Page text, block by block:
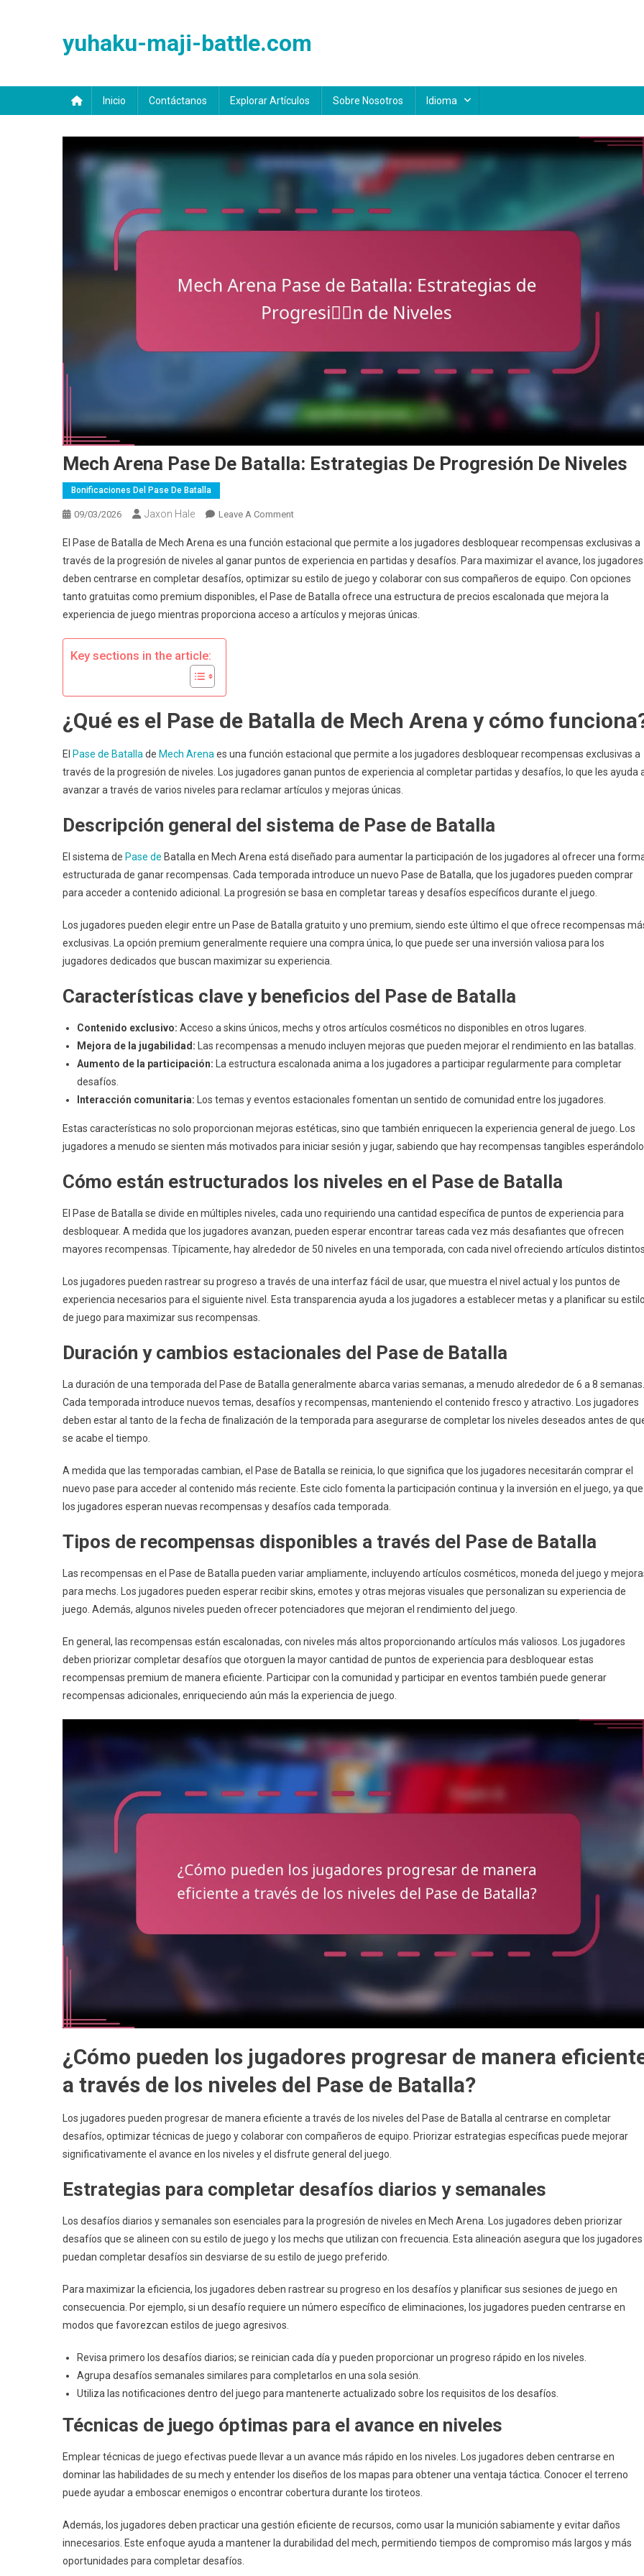
yuhaku-maji-battle.com
Inicio Contáctanos Explorar Artículos Sobre Nosotros Idioma
Mech Arena Pase De Batalla: Estrategias De Progresión De Niveles
Bonificaciones Del Pase De Batalla
09/03/2026 Jaxon Hale Leave A CommentOn
Arena
Pase
De
Batalla:
Estrategias
El Pase de Batalla de Mech Arena es una función estacional que permite a los jugadores desbloquear recompensas exclusivas a
través de la progresión de niveles al ganar puntos de experiencia en partidas y desafíos. Para maximizar el avance, los jugadores
deben centrarse en completar desafíos, optimizar su estilo de juego y colaborar con sus compañeros de equipo. Con opciones
tanto gratuitas como premium disponibles, el Pase de Batalla ofrece una estructura de precios escalonada que mejora la
experiencia de juego mientras proporciona acceso a artículos y mejoras únicas.
Key sections in the article:
¿Qué es el Pase de Batalla de Mech Arena y cómo
El Pase de Batalla de Mech Arena es una función estacional que permite a los jugadores desbloquear recompensas exclusivas a
través de la progresión de niveles. Los jugadores ganan puntos de experiencia al completar partidas y desafíos, lo que les ayuda
avanzar a través de varios niveles para reclamar artículos y mejoras únicas.
Descripción general del sistema de Pase de Batalla
El sistema de Pase de Batalla en Mech Arena está diseñado para aumentar la participación de los jugadores al ofrecer una
estructurada de ganar recompensas. Cada temporada introduce un nuevo Pase de Batalla, que los jugadores pueden comprar
para acceder a contenido adicional. La progresión se basa en completar tareas y desafíos específicos durante el juego.
Los jugadores pueden elegir entre un Pase de Batalla gratuito y uno premium, siendo este último el que ofrece recompensas
exclusivas. La opción premium generalmente requiere una compra única, lo que puede ser una inversión valiosa para los
jugadores dedicados que buscan maximizar su experiencia.
Características clave y beneficios del Pase de Batalla
Contenido exclusivo: Acceso a skins únicos, mechs y otros artículos cosméticos no disponibles en otros lugares.
Mejora de la jugabilidad: Las recompensas a menudo incluyen mejoras que pueden mejorar el rendimiento en las batallas.
Aumento de la participación: La estructura escalonada anima a los jugadores a participar regularmente para completar
desafíos.
Interacción comunitaria: Los temas y eventos estacionales fomentan un sentido de comunidad entre los jugadores.
Estas características no solo proporcionan mejoras estéticas, sino que también enriquecen la experiencia general de juego. Los
jugadores a menudo se sienten más motivados para iniciar sesión y jugar, sabiendo que hay recompensas tangibles
Cómo están estructurados los niveles en el Pase de Batalla
El Pase de Batalla se divide en múltiples niveles, cada uno requiriendo una cantidad específica de puntos de experiencia para
desbloquear. A medida que los jugadores avanzan, pueden esperar encontrar tareas cada vez más desafiantes que ofrecen
mayores recompensas. Típicamente, hay alrededor de 50 niveles en una temporada, con cada nivel ofreciendo artículos
Los jugadores pueden rastrear su progreso a través de una interfaz fácil de usar, que muestra el nivel actual y los puntos de
experiencia necesarios para el siguiente nivel. Esta transparencia ayuda a los jugadores a establecer metas y a planificar su
de juego para maximizar sus recompensas.
Duración y cambios estacionales del Pase de Batalla
La duración de una temporada del Pase de Batalla generalmente abarca varias semanas, a menudo alrededor de 6 a 8 semanas.
Cada temporada introduce nuevos temas, desafíos y recompensas, manteniendo el contenido fresco y atractivo. Los jugadores
deben estar al tanto de la fecha de finalización de la temporada para asegurarse de completar los niveles deseados antes de
se acabe el tiempo.
A medida que las temporadas cambian, el Pase de Batalla se reinicia, lo que significa que los jugadores necesitarán comprar el
nuevo pase para acceder al contenido más reciente. Este ciclo fomenta la participación continua y la inversión en el juego, ya que
los jugadores esperan nuevas recompensas y desafíos cada temporada.
Tipos de recompensas disponibles a través del Pase de Batalla
Las recompensas en el Pase de Batalla pueden variar ampliamente, incluyendo artículos cosméticos, moneda del juego y
para mechs. Los jugadores pueden esperar recibir skins, emotes y otras mejoras visuales que personalizan su experiencia de
juego. Además, algunos niveles pueden ofrecer potenciadores que mejoran el rendimiento del juego.
En general, las recompensas están escalonadas, con niveles más altos proporcionando artículos más valiosos. Los jugadores
deben priorizar completar desafíos que otorguen la mayor cantidad de puntos de experiencia para desbloquear estas
recompensas premium de manera eficiente. Participar con la comunidad y participar en eventos también puede generar
recompensas adicionales, enriqueciendo aún más la experiencia de juego.
¿Cómo pueden los jugadores progresar de manera
a través de los niveles del Pase de Batalla?
Los jugadores pueden progresar de manera eficiente a través de los niveles del Pase de Batalla al centrarse en completar
desafíos, optimizar técnicas de juego y colaborar con compañeros de equipo. Priorizar estrategias específicas puede mejorar
significativamente el avance en los niveles y el disfrute general del juego.
Estrategias para completar desafíos diarios y semanales
Los desafíos diarios y semanales son esenciales para la progresión de niveles en Mech Arena. Los jugadores deben priorizar
desafíos que se alineen con su estilo de juego y los mechs que utilizan con frecuencia. Esta alineación asegura que los jugadores
puedan completar desafíos sin desviarse de su estilo de juego preferido.
Para maximizar la eficiencia, los jugadores deben rastrear su progreso en los desafíos y planificar sus sesiones de juego en
consecuencia. Por ejemplo, si un desafío requiere un número específico de eliminaciones, los jugadores pueden centrarse en
modos que favorezcan estilos de juego agresivos.
Revisa primero los desafíos diarios; se reinician cada día y pueden proporcionar un progreso rápido en los niveles.
Agrupa desafíos semanales similares para completarlos en una sola sesión.
Utiliza las notificaciones dentro del juego para mantenerte actualizado sobre los requisitos de los desafíos.
Técnicas de juego óptimas para el avance en niveles
Emplear técnicas de juego efectivas puede llevar a un avance más rápido en los niveles. Los jugadores deben centrarse en
dominar las habilidades de su mech y entender los diseños de los mapas para obtener una ventaja táctica. Conocer el terreno
puede ayudar a emboscar enemigos o encontrar cobertura durante los tiroteos.
Además, los jugadores deben practicar una gestión eficiente de recursos, como usar la munición sabiamente y evitar daños
innecesarios. Este enfoque ayuda a mantener la durabilidad del mech, permitiendo tiempos de compromiso más largos y más
oportunidades para completar desafíos.